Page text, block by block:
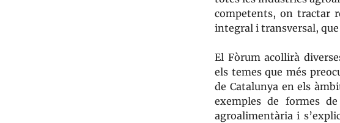
competents, on tractar
integral i transversal,
El Fòrum acollirà
els temes que més
de Catalunya en els
exemples de formes
agroalimentària i